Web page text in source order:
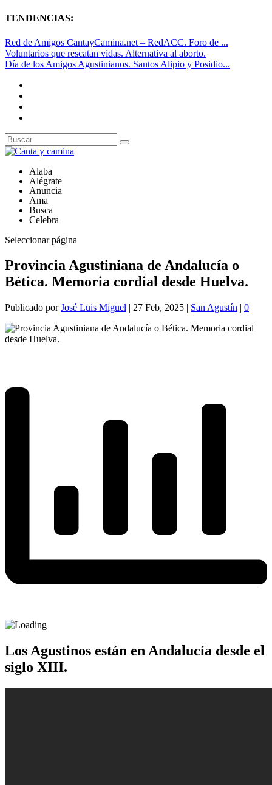
TENDENCIAS:
Red de Amigos CantayCamina.net – RedACC. Foro de ...
Voluntarios que rescatan vidas. Alternativa al aborto.
Día de los Amigos Agustinianos. Santos Alipio y Posidio...
Alaba
Alégrate
Anuncia
Ama
Busca
Celebra
Seleccionar página
Provincia Agustiniana de Andalucía o
Bética. Memoria cordial desde Huelva.
Publicado porJosé Luis Miguel | 27 Feb, 2025 | San Agustín | 0
Los Agustinos están en Andalucía desde el
siglo XIII.